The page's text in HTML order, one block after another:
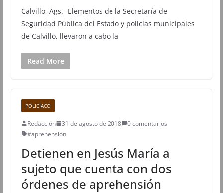
Calvillo, Ags.- Elementos de la Secretaría de
Seguridad Pública del Estado y policías municipales
de Calvillo, llevaron a cabo la
Read More
POLICÍACO
Redacción 31 de agosto de 2018
0 comentarios
#aprehensión
Detienen en Jesús María a
sujeto que cuenta con dos
órdenes de aprehensión